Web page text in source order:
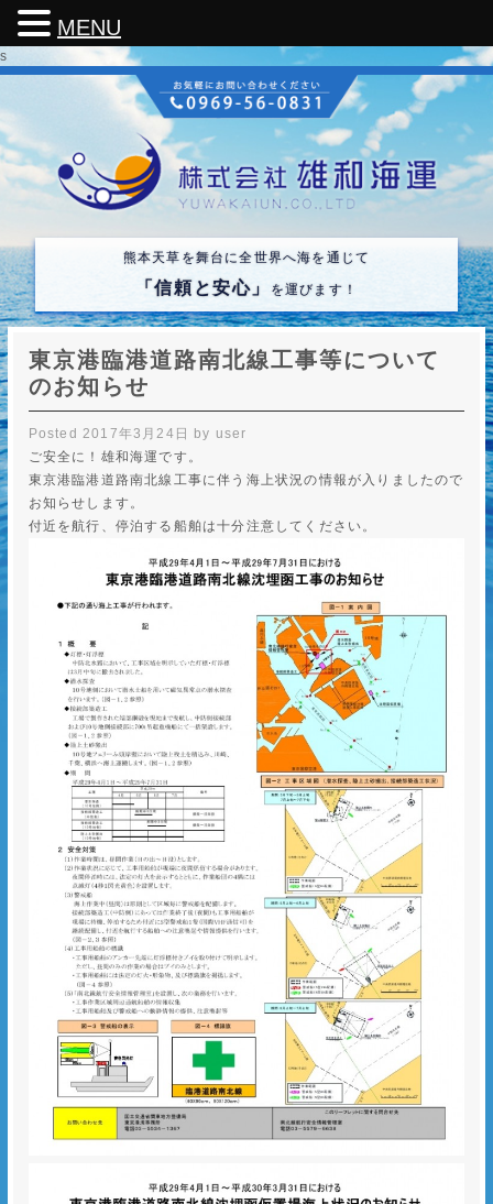
s
熊本天草を舞台に全世界へ海を通じて
「信頼と安心」 を運びます！
東京港臨港道路南北線工事等について
のお知らせ
Posted2017年3月24日 by user
ご安全に！雄和海運です。
東京港臨港道路南北線工事に伴う海上状況の情報が入りましたので
お知らせします。
付近を航行、停泊する船舶は十分注意してください。
MENU